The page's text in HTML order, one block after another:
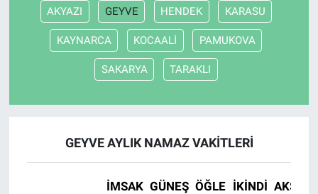
AKYAZI GEYVE HENDEK KARASU
KAYNARCA KOCAALİ PAMUKOVA
SAKARYA TARAKLI
GEYVE AYLIK NAMAZ VAKITLERI
İMSAK GÜNEŞ ÖĞLE İKINDI AKŞAM